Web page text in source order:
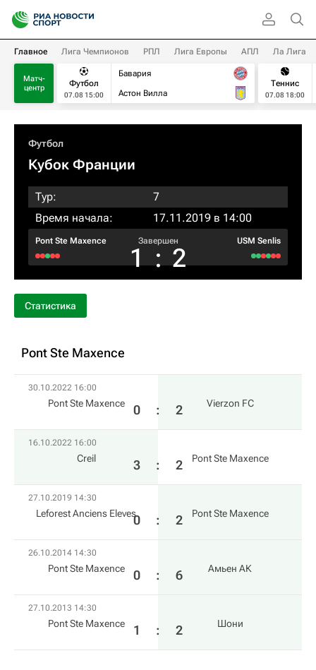
Главное Лига Чемпионов РПЛ Лига Европы АПЛ Ла Лига
Матч-
центр
Футбол
07.08 15:00
Бавария
Астон Вилла
Теннис
07.08 18:00
Футбол
Кубок Франции
Тур:
7
Время начала:
17.11.2019 в 14:00
Pont Ste Maxence Завершен
1 : 2
USM Senlis
Статистика
Pont Ste Maxence
30.10.2022 16:00
Pont Ste Maxence 0 : 2 Vierzon FC
16.10.2022 16:00
Creil 3 : 2 Pont Ste Maxence
27.10.2019 14:30
Leforest Anciens Eleves0 : 2 Pont Ste Maxence
26.10.2014 14:30
Pont Ste Maxence 0 : 6 Амьен АК
27.10.2013 14:30
Pont Ste Maxence 1 : 2 Шони